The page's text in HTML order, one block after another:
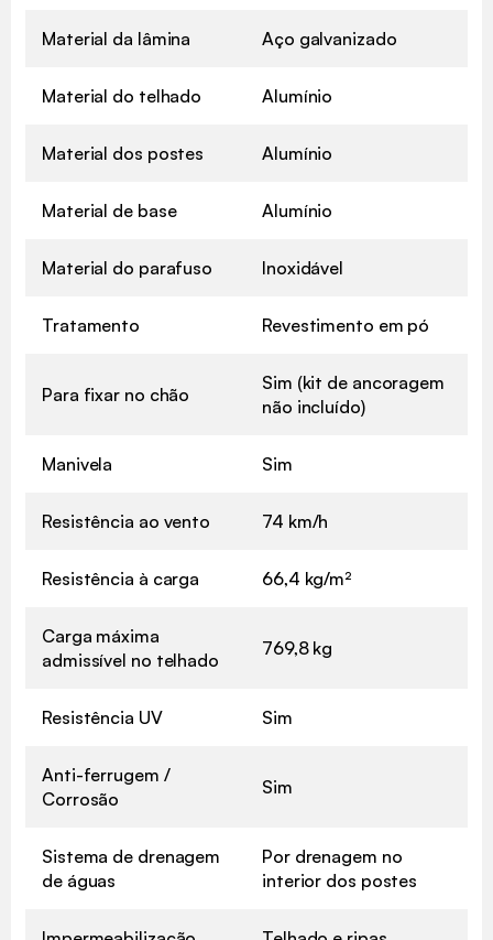
Material da lâmina Aço galvanizado
Material do telhado Alumínio
Material dos postes Alumínio
Material de base Alumínio
Material do parafuso Inoxidável
Tratamento Revestimento em pó
Para fixar no chão
Sim (kit de ancoragem
não incluído)
Manivela Sim
Resistência ao vento 74 km/h
Resistência à carga 66,4 kg/m²
Carga máxima
admissível no telhado
769,8 kg
Resistência UV Sim
Anti-ferrugem /
Corrosão
Sim
Sistema de drenagem
de águas
Por drenagem no
interior dos postes